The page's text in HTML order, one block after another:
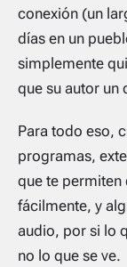
conexión (un
días en un
simplemente
que su autor un
Para todo eso,
programas,
que te permiten
fácilmente, y
audio, por si lo
no lo que se ve.